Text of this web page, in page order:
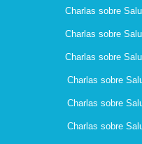
Charlas sobre
Charlas sobre
Charlas sobre
Charlas sobre
Charlas sobre
Charlas sobre